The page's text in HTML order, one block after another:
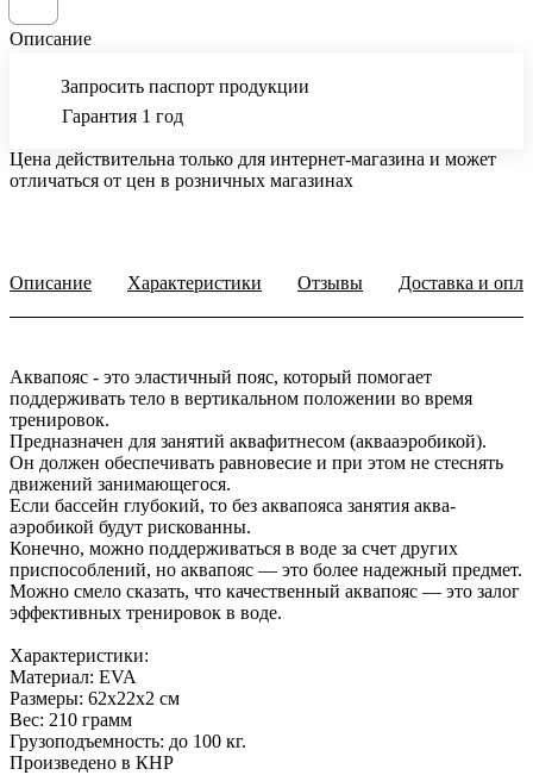
Описание
Запросить паспорт продукции
Гарантия 1 год
Цена действительна только для интернет-магазина и может
отличаться от цен в розничных магазинах
Описание Характеристики Отзывы Доставка и
Аквапояс - это эластичный пояс, который помогает
поддерживать тело в вертикальном положении во время
тренировок.
Предназначен для занятий аквафитнесом (аквааэробикой).
Он должен обеспечивать равновесие и при этом не стеснять
движений занимающегося.
Если бассейн глубокий, то без аквапояса занятия аква-
аэробикой будут рискованны.
Конечно, можно поддерживаться в воде за счет других
приспособлений, но аквапояс — это более надежный предмет.
Можно смело сказать, что качественный аквапояс — это залог
эффективных тренировок в воде.
Характеристики:
Материал: EVA
Размеры: 62х22х2 см
Вес: 210 грамм
Грузоподъемность: до 100 кг.
Произведено в КНР